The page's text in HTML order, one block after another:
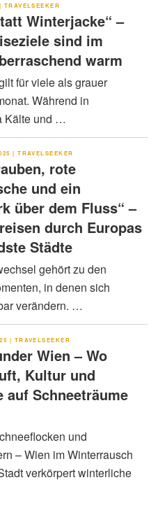
| TRAVELSEEKER
Winterjacke“ –
sind im
warm
für viele als grauer
Während in
Kälte und …
|TRAVELSEEKER
rote
und ein
über dem Fluss“ –
durch Europas
Städte
gehört zu den
in denen sich
verändern. …
| TRAVELSEEKER
Wien – Wo
Kultur und
auf Schneeträume
und
– Wien im Winterrausch
verkörpert winterliche